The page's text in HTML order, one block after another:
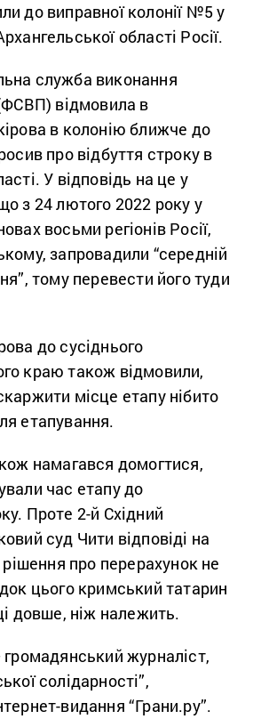
до виправної колонії №5 у
області Росії.
служба виконання
відмовила в
в колонію ближче до
про відбуття строку в
У відповідь на це у
з 24 лютого 2022 року у
восьми регіонів Росії,
запровадили “середній
тому перевести його туди
до сусіднього
краю також відмовили,
місце етапу нібито
етапування.
намагався домогтися,
час етапу до
Проте 2-й Східний
суд Чити відповіді на
рішення про перерахунок не
цього кримський татарин
довше, ніж належить.
громадянський журналіст,
солідарності”,
видання “Грани.ру”.